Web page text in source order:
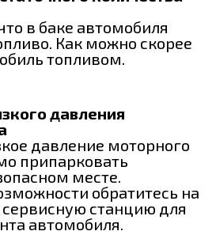
в баке автомобиля
Как можно скорее
топливом.
давления
давление моторного
припарковать
месте.
обратитесь на
станцию для
автомобиля.